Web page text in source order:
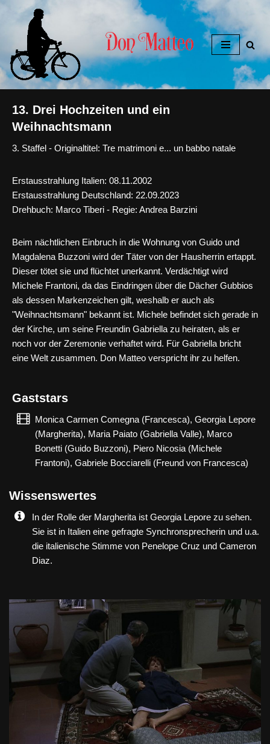
springen
13. Drei Hochzeiten und ein
Weihnachtsmann
3. Staffel - Originaltitel: Tre matrimoni e... un babbo natale
Erstausstrahlung Italien: 08.11.2002
Erstausstrahlung Deutschland: 22.09.2023
Drehbuch: Marco Tiberi - Regie: Andrea Barzini
Beim nächtlichen Einbruch in die Wohnung von Guido und
Magdalena Buzzoni wird der Täter von der Hausherrin ertappt.
Dieser tötet sie und flüchtet unerkannt. Verdächtigt wird
Michele Frantoni, da das Eindringen über die Dächer Gubbios
als dessen Markenzeichen gilt, weshalb er auch als
"Weihnachtsmann" bekannt ist. Michele befindet sich gerade in
der Kirche, um seine Freundin Gabriella zu heiraten, als er
noch vor der Zeremonie verhaftet wird. Für Gabriella bricht
eine Welt zusammen. Don Matteo verspricht ihr zu helfen.
Gaststars
Monica Carmen Comegna (Francesca), Georgia Lepore
(Margherita), Maria Paiato (Gabriella Valle), Marco
Bonetti (Guido Buzzoni), Piero Nicosia (Michele
Frantoni), Gabriele Bocciarelli (Freund von Francesca)
Wissenswertes
In der Rolle der Margherita ist Georgia Lepore zu sehen.
Sie ist in Italien eine gefragte Synchronsprecherin und u.a.
die italienische Stimme von Penelope Cruz und Cameron
Diaz.